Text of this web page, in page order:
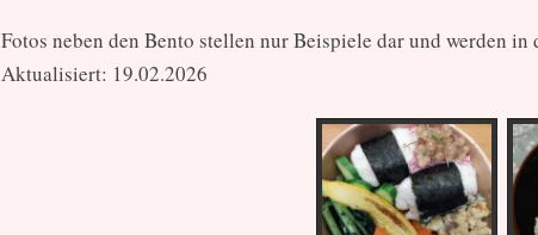
Fotos neben den Bento stellen nur Beispiele dar und werden in
Aktualisiert: 19.02.2026